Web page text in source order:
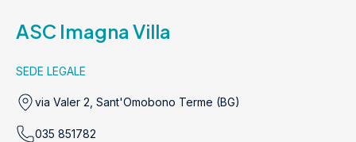
ASC Imagna Villa
SEDE LEGALE
via Valer 2, Sant'Omobono Terme (BG)
035 851782